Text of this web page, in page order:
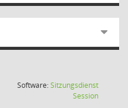
Software:Sitzungsdienst
Session(Wird in